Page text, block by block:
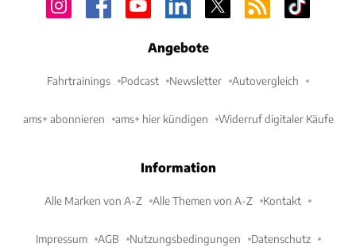
Angebote
Fahrtrainings Podcast Newsletter Autovergleich
ams+ abonnieren ams+ hier kündigen Widerruf digitaler Käufe
Information
Alle Marken von A-Z Alle Themen von A-Z Kontakt
Impressum AGB Nutzungsbedingungen Datenschutz